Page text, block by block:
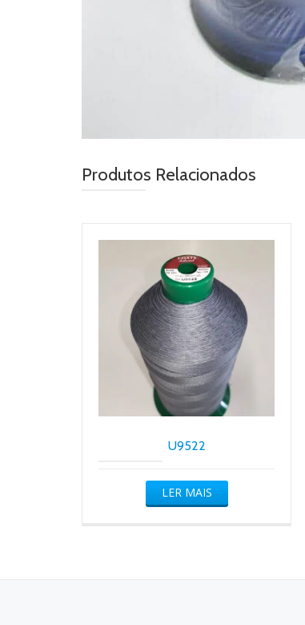
Produtos Relacionados
U9522
LER MAIS